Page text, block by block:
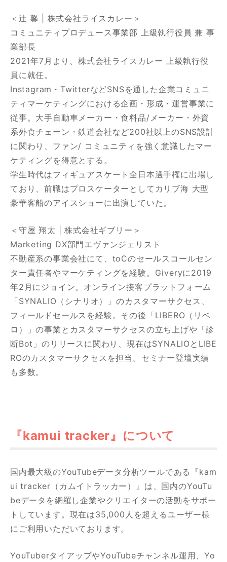
＜辻 馨 | 株式会社ライスカレー＞
コミュニティプロデュース事業部 上級執行役員 兼 事
業部長
2021年7月より、株式会社ライスカレー 上級執行役
員に就任。
Instagram・TwitterなどSNSを通した企業コミュニ
ティマーケティングにおける企画・形成・運営事業に
従事。大手自動車メーカー・食料品/メーカー・外資
系外食チェーン・鉄道会社など200社以上のSNS設計
に関わり、ファン/ コミュニティを強く意識したマー
ケティングを得意とする。
学生時代はフィギュアスケート全日本選手権に出場し
ており、前職はプロスケーターとしてカリブ海 大型
豪華客船のアイスショーに出演していた。
＜守屋 翔太 | 株式会社ギブリー＞
Marketing DX部門エヴァンジェリスト
不動産系の事業会社にて、toCのセールスコールセン
ター責任者やマーケティングを経験。Giveryに2019
年2月にジョイン。オンライン接客プラットフォーム
「SYNALIO（シナリオ）」のカスタマーサクセス、
フィールドセールスを経験。その後「LIBERO（リベ
ロ）」の事業とカスタマーサクセスの立ち上げや「診
断Bot」のリリースに関わり、現在はSYNALIOとLIBE
ROのカスタマーサクセスを担当。セミナー登壇実績
も多数。
『kamui tracker』について
国内最大級のYouTubeデータ分析ツールである『kam
ui tracker（カムイトラッカー）』は、国内のYouTu
beデータを網羅し企業やクリエイターの活動をサポー
トしています。現在は35,000人を超えるユーザー様
にご利用いただいております。
YouTuberタイアップやYouTubeチャンネル運用、Yo